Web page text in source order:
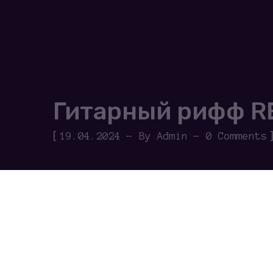
Гитарный рифф
[ 19.04.2024 By Admin 0 Comments ]